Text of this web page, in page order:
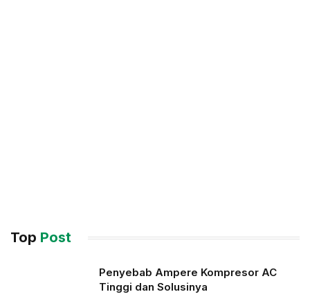
Top Post
Penyebab Ampere Kompresor AC
Tinggi dan Solusinya